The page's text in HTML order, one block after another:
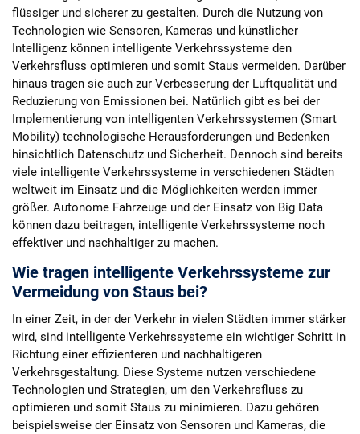
flüssiger und sicherer zu gestalten. Durch die Nutzung von
Technologien wie Sensoren, Kameras und künstlicher
Intelligenz können intelligente Verkehrssysteme den
Verkehrsfluss optimieren und somit Staus vermeiden. Darüber
hinaus tragen sie auch zur Verbesserung der Luftqualität und
Reduzierung von Emissionen bei. Natürlich gibt es bei der
Implementierung von intelligenten Verkehrssystemen (Smart
Mobility) technologische Herausforderungen und Bedenken
hinsichtlich Datenschutz und Sicherheit. Dennoch sind bereits
viele intelligente Verkehrssysteme in verschiedenen Städten
weltweit im Einsatz und die Möglichkeiten werden immer
größer. Autonome Fahrzeuge und der Einsatz von Big Data
können dazu beitragen, intelligente Verkehrssysteme noch
effektiver und nachhaltiger zu machen.
Wie tragen intelligente Verkehrssysteme zur
Vermeidung von Staus bei?
In einer Zeit, in der der Verkehr in vielen Städten immer stärker
wird, sind intelligente Verkehrssysteme ein wichtiger Schritt in
Richtung einer effizienteren und nachhaltigeren
Verkehrsgestaltung. Diese Systeme nutzen verschiedene
Technologien und Strategien, um den Verkehrsfluss zu
optimieren und somit Staus zu minimieren. Dazu gehören
beispielsweise der Einsatz von Sensoren und Kameras, die